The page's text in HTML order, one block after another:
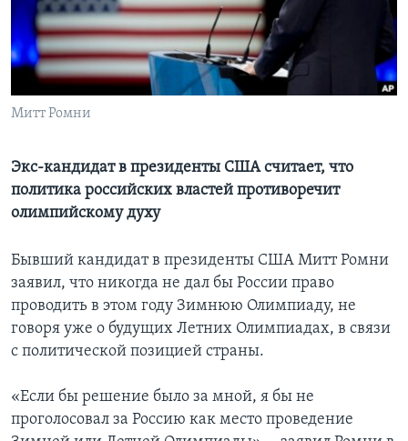
Learning English
СОЦИАЛЬНЫЕ СЕТИ
Языки
Митт Ромни
Экс-кандидат в президенты США считает, что
политика российских властей противоречит
олимпийскому духу
Бывший кандидат в президенты США Митт Ромни
заявил, что никогда не дал бы России право
проводить в этом году Зимнюю Олимпиаду, не
говоря уже о будущих Летних Олимпиадах, в связи
с политической позицией страны.
«Если бы решение было за мной, я бы не
проголосовал за Россию как место проведение